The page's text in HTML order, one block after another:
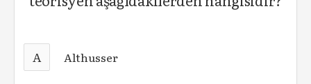
A Althusser